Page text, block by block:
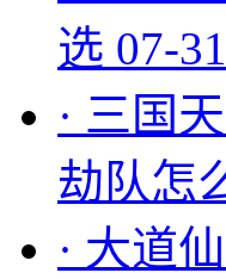
选 07-31
· 三国
劫队怎
· 大道